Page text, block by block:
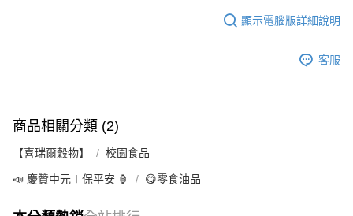
顯示電腦版詳細說明
客服
商品相關分類 (2)
【喜瑞爾穀物】 校園食品
📣 慶贊中元∣保平安 🏮 😋零食油品